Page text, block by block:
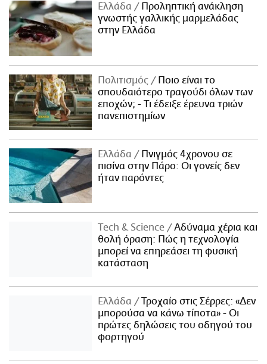
Ελλάδα
Προληπτική ανάκληση
γνωστής γαλλικής μαρμελάδας
στην Ελλάδα
Πολιτισμός
Ποιο είναι το
σπουδαιότερο τραγούδι όλων των
εποχών; - Τι έδειξε έρευνα τριών
πανεπιστημίων
Ελλάδα
Πνιγμός 4χρονου σε
πισίνα στην Πάρο: Οι γονείς δεν
ήταν παρόντες
Τech & Science
Αδύναμα χέρια και
θολή όραση: Πώς η τεχνολογία
μπορεί να επηρεάσει τη φυσική
κατάσταση
Ελλάδα
Τροχαίο στις Σέρρες: «Δεν
μπορούσα να κάνω τίποτα» - Οι
πρώτες δηλώσεις του οδηγού του
φορτηγού